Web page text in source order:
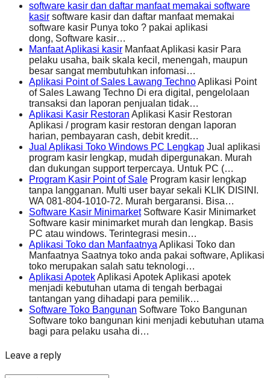
software kasir dan daftar manfaat memakai software
kasir software kasir dan daftar manfaat memakai
software kasir Punya toko ? pakai aplikasi
dong, Software kasir…
Manfaat Aplikasi kasir Manfaat Aplikasi kasir Para
pelaku usaha, baik skala kecil, menengah, maupun
besar sangat membutuhkan infomasi…
Aplikasi Point of Sales Lawang TechnoAplikasi Point
of Sales Lawang Techno Di era digital, pengelolaan
transaksi dan laporan penjualan tidak…
Aplikasi Kasir Restoran Aplikasi Kasir Restoran
Aplikasi / program kasir restoran dengan laporan
harian, pembayaran cash, debit kredit…
Jual Aplikasi Toko Windows PC Lengkap Jual aplikasi
program kasir lengkap, mudah dipergunakan. Murah
dan dukungan support terpercaya. Untuk PC (…
Program Kasir Point of Sale Program kasir lengkap
tanpa langganan. Multi user bayar sekali KLIK DISINI.
WA 081-804-1010-72. Murah bergaransi. Bisa…
Software Kasir MinimarketSoftware Kasir Minimarket
Software kasir minimarket murah dan lengkap. Basis
PC atau windows. Terintegrasi mesin…
Aplikasi Toko dan Manfaatnya Aplikasi Toko dan
Manfaatnya Saatnya toko anda pakai software, Aplikasi
toko merupakan salah satu teknologi…
Aplikasi ApotekAplikasi Apotek Aplikasi apotek
menjadi kebutuhan utama di tengah berbagai
tantangan yang dihadapi para pemilik…
Software Toko Bangunan Software Toko Bangunan
Software toko bangunan kini menjadi kebutuhan utama
bagi para pelaku usaha di…
Leave a reply